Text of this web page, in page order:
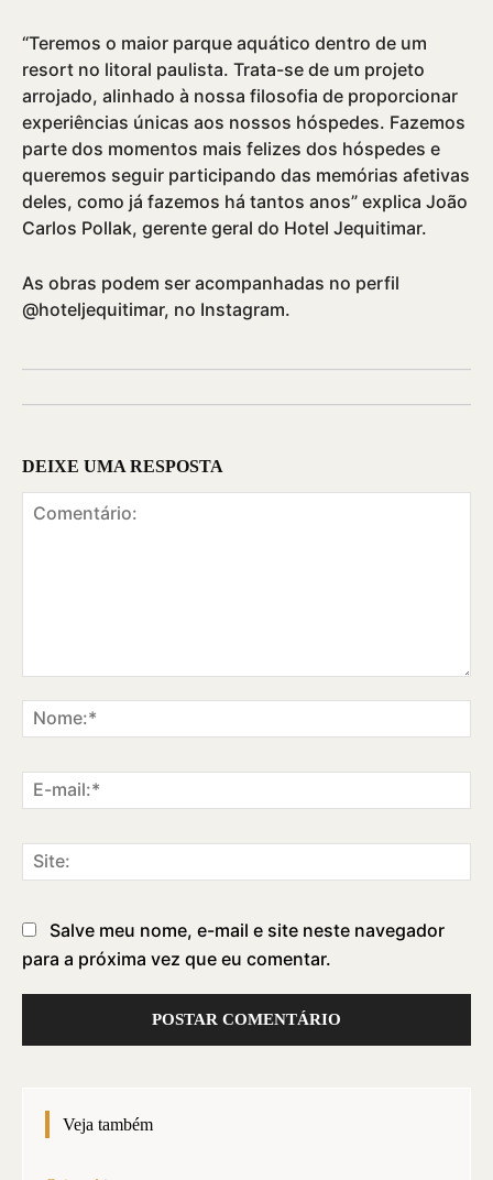
“Teremos o maior parque aquático dentro de um
resort no litoral paulista. Trata-se de um projeto
arrojado, alinhado à nossa filosofia de proporcionar
experiências únicas aos nossos hóspedes. Fazemos
parte dos momentos mais felizes dos hóspedes e
queremos seguir participando das memórias afetivas
deles, como já fazemos há tantos anos” explica João
Carlos Pollak, gerente geral do Hotel Jequitimar.
As obras podem ser acompanhadas no perfil
@hoteljequitimar, no Instagram.
DEIXE UMA RESPOSTA
Salve meu nome, e-mail e site neste navegador
para a próxima vez que eu comentar.
Veja também